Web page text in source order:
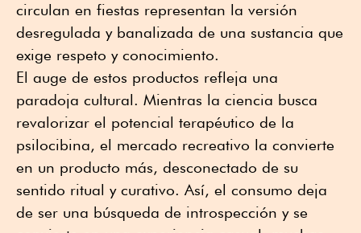
circulan en fiestas representan la versión
desregulada y banalizada de una sustancia que
exige respeto y conocimiento.
El auge de estos productos refleja una
paradoja cultural. Mientras la ciencia busca
revalorizar el potencial terapéutico de la
psilocibina, el mercado recreativo la convierte
en un producto más, desconectado de su
sentido ritual y curativo. Así, el consumo deja
de ser una búsqueda de introspección y se